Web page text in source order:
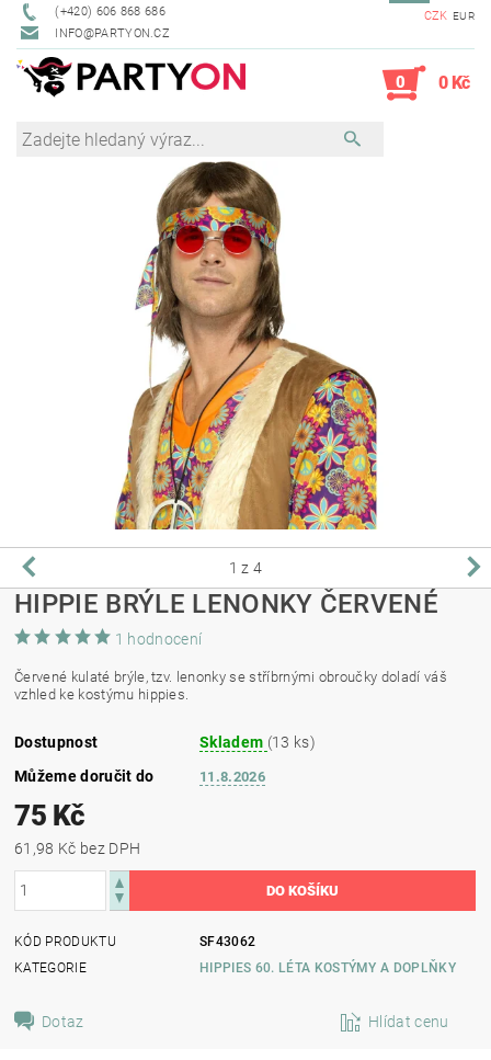
(+420) 606 868 686
INFO@PARTYON.CZ
CZK EUR
0 0 Kč
1 z 4
HIPPIE BRÝLE LENONKY ČERVENÉ
1 hodnocení
Červené kulaté brýle, tzv. lenonky se stříbrnými obroučky doladí váš
vzhled ke kostýmu hippies.
Dostupnost Skladem (13 ks)
Můžeme doručit do
11.8.2026
75 Kč
61,98 Kč bez DPH
KÓD PRODUKTU
SF43062
KATEGORIE
HIPPIES 60. LÉTA KOSTÝMY A DOPLŇKY
Dotaz Hlídat cenu